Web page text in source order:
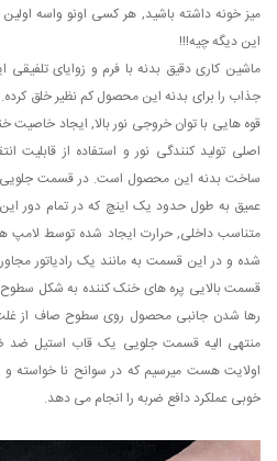
میز خونه داشته باشید, هر کسی اونو واسه اولین
این دیگه چیه!!!
ماشین کاری دقیق بدنه با فرم و زوایای
جذاب را برای بدنه این محصول کم نظیر خلق
قوه هایی با توان خروجی نور بالا, ایجاد
اصلی تولید کنندگی نور و استفاده از قابلیت
ساخت بدنه این محصول است. در قسمت جلویی
عمیق به طول حدود یک اینچ که در تمام دور
متناسب داخلی, حرارت ایجاد شده توسط لامپ
شده و در این قسمت به مانند یک رادیاتور
قسمت بالایی پره های خنک کننده به شکل
رها شدن جانبی محصول روی سطوح صاف از
منتهی الیه قسمت جلویی یک قاب استیل ضد
اولایت هست میرسیم که در سوانح نا خواسته و
خوبی عملکرد دافع ضربه را انجام می دهد.